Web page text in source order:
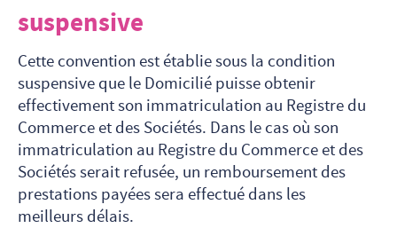
suspensive
Cette convention est établie sous la condition
suspensive que le Domicilié puisse obtenir
effectivement son immatriculation au Registre du
Commerce et des Sociétés. Dans le cas où son
immatriculation au Registre du Commerce et des
Sociétés serait refusée, un remboursement des
prestations payées sera effectué dans les
meilleurs délais.